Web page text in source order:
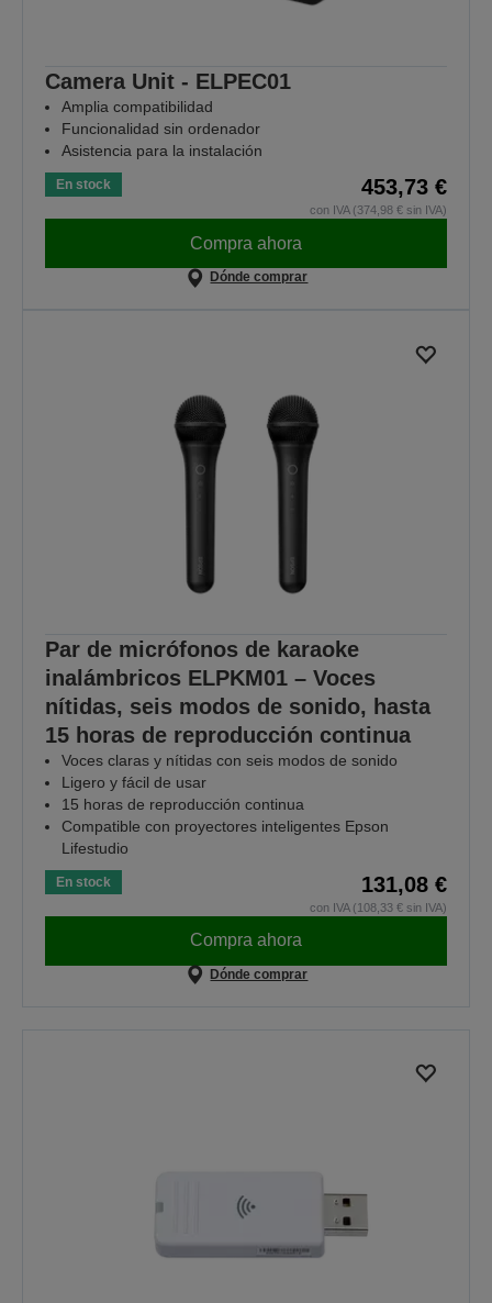
Camera Unit - ELPEC01
Amplia compatibilidad
Funcionalidad sin ordenador
Asistencia para la instalación
En stock 453,73 €
con IVA (374,98 € sin IVA)
Compra ahora
Dónde comprar
Par de micrófonos de karaoke
inalámbricos ELPKM01 – Voces
nítidas, seis modos de sonido, hasta
15 horas de reproducción continua
Voces claras y nítidas con seis modos de sonido
Ligero y fácil de usar
15 horas de reproducción continua
Compatible con proyectores inteligentes Epson
Lifestudio
En stock 131,08 €
con IVA (108,33 € sin IVA)
Compra ahora
Dónde comprar